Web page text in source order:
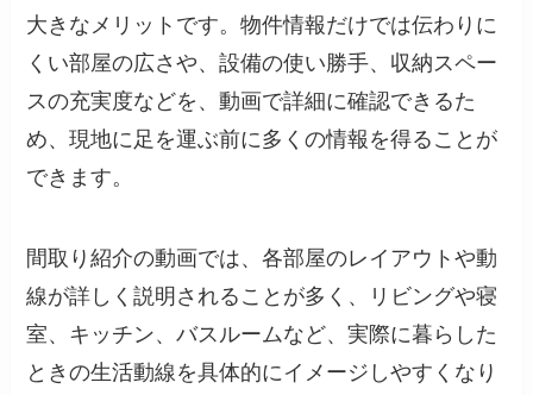
大きなメリットです。物件情報だけでは伝わりに
くい部屋の広さや、設備の使い勝手、収納スペー
スの充実度などを、動画で詳細に確認できるた
め、現地に足を運ぶ前に多くの情報を得ることが
できます。
間取り紹介の動画では、各部屋のレイアウトや動
線が詳しく説明されることが多く、リビングや寝
室、キッチン、バスルームなど、実際に暮らした
ときの生活動線を具体的にイメージしやすくなり